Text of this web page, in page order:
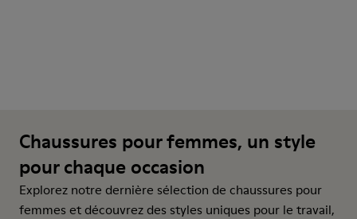
Chaussures pour femmes, un style
pour chaque occasion
Explorez notre dernière sélection de chaussures pour
femmes et découvrez des styles uniques pour le travail,